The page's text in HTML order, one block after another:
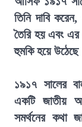
তিনি দাবি
তৈরি হয় এবং এর
হুমকি হয়ে
১৯১৭ সালের
একটি জাতীয়
সমর্থনের কথা